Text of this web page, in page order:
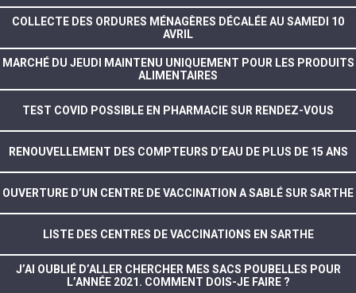
COLLECTE DES ORDURES MÉNAGÈRES DÉCALÉE AU SAMEDI 10
AVRIL
MARCHÉ DU JEUDI MAINTENU UNIQUEMENT POUR LES PRODUITS
ALIMENTAIRES
TEST COVID POSSIBLE EN PHARMACIE SUR RENDEZ-VOUS
RENOUVELLEMENT DES COMPTEURS D’EAU DE PLUS DE 15 ANS
OUVERTURE D’UN CENTRE DE VACCINATION A SABLÉ SUR SARTHE
LISTE DES CENTRES DE VACCINATIONS EN SARTHE
J’AI OUBLIÉ D’ALLER CHERCHER MES SACS POUBELLES POUR
L’ANNÉE 2021. COMMENT DOIS-JE FAIRE ?